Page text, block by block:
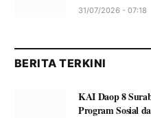
31/07/2026 - 07:18
BERITA TERKINI
KAI Daop 8
Program Sosial